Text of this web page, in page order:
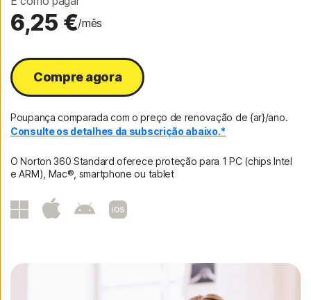
6,25 €/mês
Compre agora
Poupança comparada com o preço de renovação de {ar}/ano.
Consulte os detalhes da subscrição abaixo.*
O Norton 360 Standard oferece proteção para 1 PC (chips Intel
e ARM), Mac®, smartphone ou tablet